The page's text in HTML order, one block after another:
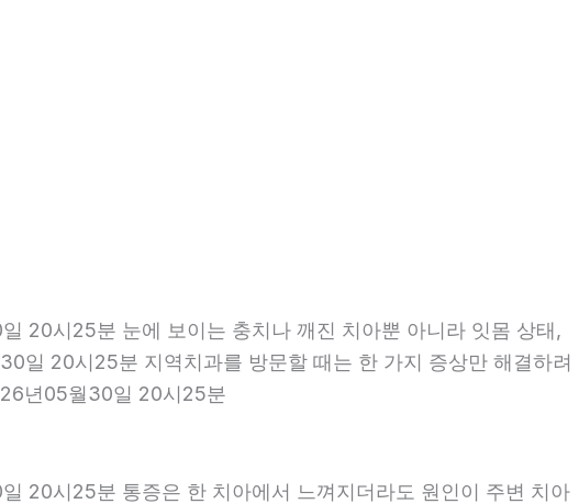
20시25분 눈에 보이는 충치나 깨진 치아뿐 아니라 잇몸 상태,
일 20시25분 지역치과를 방문할 때는 한 가지 증상만 해결하려
년05월30일 20시25분
20시25분 통증은 한 치아에서 느껴지더라도 원인이 주변 치아